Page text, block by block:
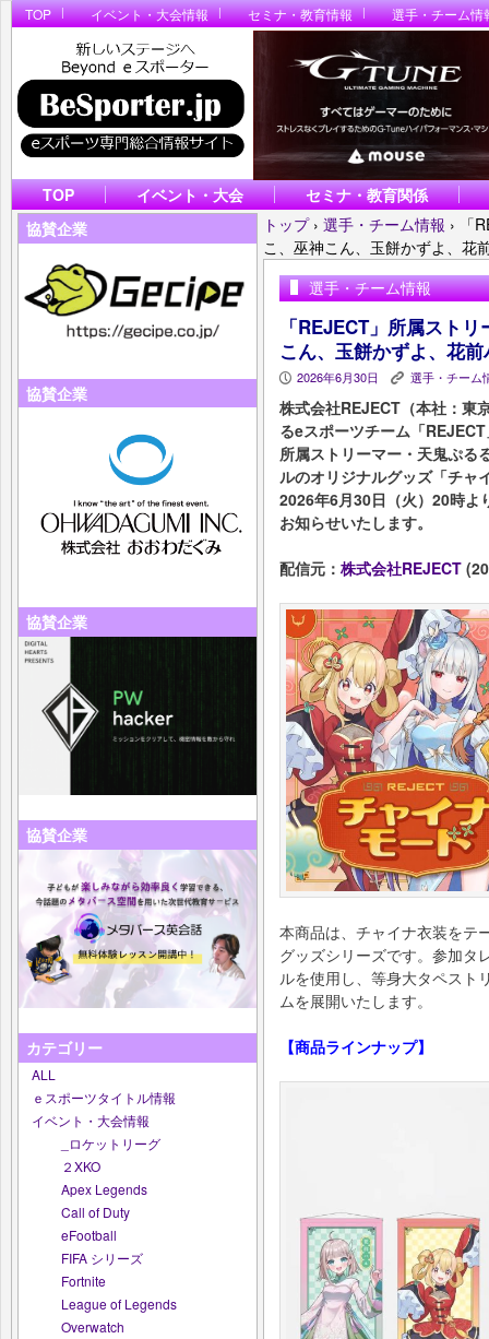
TOP イベント・大会情報 セミナ・教育情報 選手・チーム情
TOP イベント・大会
セミナ・教育関係
協賛企業
協賛企業
協賛企業
協賛企業
カテゴリー
ALL
ｅスポーツタイトル情報
イベント・大会情報
_ロケットリーグ
２XKO
Apex Legends
Call of Duty
eFootball
FIFA シリーズ
Fortnite
League of Legends
Overwatch
トップ › 選手・チーム情報 ›
「
こ、巫神こん、玉餅かずよ、花
選手・チーム情報
「REJECT」所属スト
こん、玉餅かずよ、花
P 2026年6月30日 K 選手・チーム
株式会社REJECT（本社：東
るeスポーツチーム「
所属ストリーマー・天鬼ぷる
ルのオリジナルグッズ「チャ
2026年6月30日（火）20時よ
お知らせいたします。
配信元： 株式会社REJECT
本商品は、チャイナ衣装をテ
グッズシリーズです。参加タ
ルを使用し、等身大タペスト
ムを展開いたします。
【商品ラインナップ】